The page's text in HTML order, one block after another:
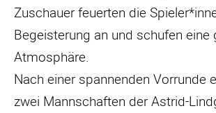
Zuschauer feuerten die
Begeisterung an und schufen eine
Atmosphäre.
Nach einer spannenden Vorrunde
zwei Mannschaften der Astrid-